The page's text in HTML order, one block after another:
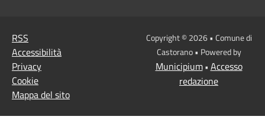
RSS
Accessibilità
Privacy
Cookie
Mappa del sito
Copyright © 2026 • Comune di
Castorano • Powered by
Municipium• Accesso
redazione